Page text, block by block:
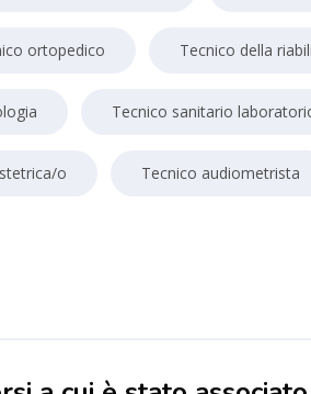
ortopedico Tecnico della
Tecnico sanitario
o Tecnico audiometrista